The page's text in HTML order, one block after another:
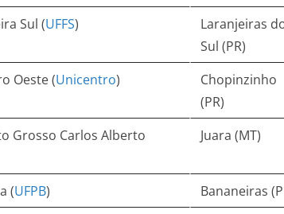
Sul (UFFS)
Laranjeiras
Sul (PR)
Oeste (Unicentro)
Chopinzinho
(PR)
Grosso Carlos Alberto
Juara (MT)
(UFPB) Bananeiras